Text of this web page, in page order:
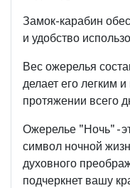
Замок-карабин
и удобство
Вес ожерелья
делает его легким
протяжении всего
Ожерелье "Ночь" -
символ ночной
духовного
подчеркнет вашу